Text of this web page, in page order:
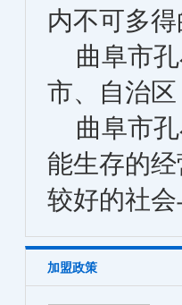
内不可多
曲阜市孔
市、自治
曲阜市孔
能生存的
较好的社
加盟政策